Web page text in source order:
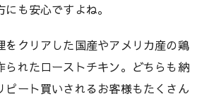
も安心ですよね。
をクリアした国産やアメリカ産の鶏
られたローストチキン。どちらも納
ピート買いされるお客様もたくさん